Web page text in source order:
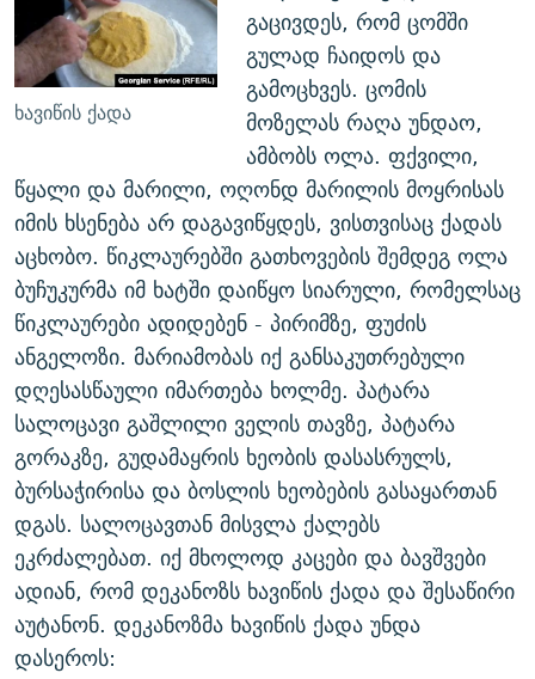
ხავიწის ქადა
გაცივდეს, რომ ცომში
გულად ჩაიდოს და
გამოცხვეს. ცომის
მოზელას რაღა უნდაო,
ამბობს ოლა. ფქვილი,
წყალი და მარილი, ოღონდ მარილის მოყრისას
იმის ხსენება არ დაგავიწყდეს, ვისთვისაც ქადას
აცხობო. წიკლაურებში გათხოვების შემდეგ ოლა
ბუჩუკურმა იმ ხატში დაიწყო სიარული, რომელსაც
წიკლაურები ადიდებენ - პირიმზე, ფუძის
ანგელოზი. მარიამობას იქ განსაკუთრებული
დღესასწაული იმართება ხოლმე. პატარა
სალოცავი გაშლილი ველის თავზე, პატარა
გორაკზე, გუდამაყრის ხეობის დასასრულს,
ბურსაჭირისა და ბოსლის ხეობების გასაყართან
დგას. სალოცავთან მისვლა ქალებს
ეკრძალებათ. იქ მხოლოდ კაცები და ბავშვები
ადიან, რომ დეკანოზს ხავიწის ქადა და შესაწირი
აუტანონ. დეკანოზმა ხავიწის ქადა უნდა
დასეროს: